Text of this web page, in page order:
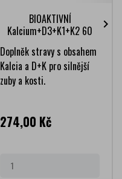
BIOAKTIVNÍ
Kalcium+D3+K1+K2 60
Doplněk stravy s obsahem
Kalcia a D+K pro silnější
zuby a kosti.
Cena
274,00 Kč
